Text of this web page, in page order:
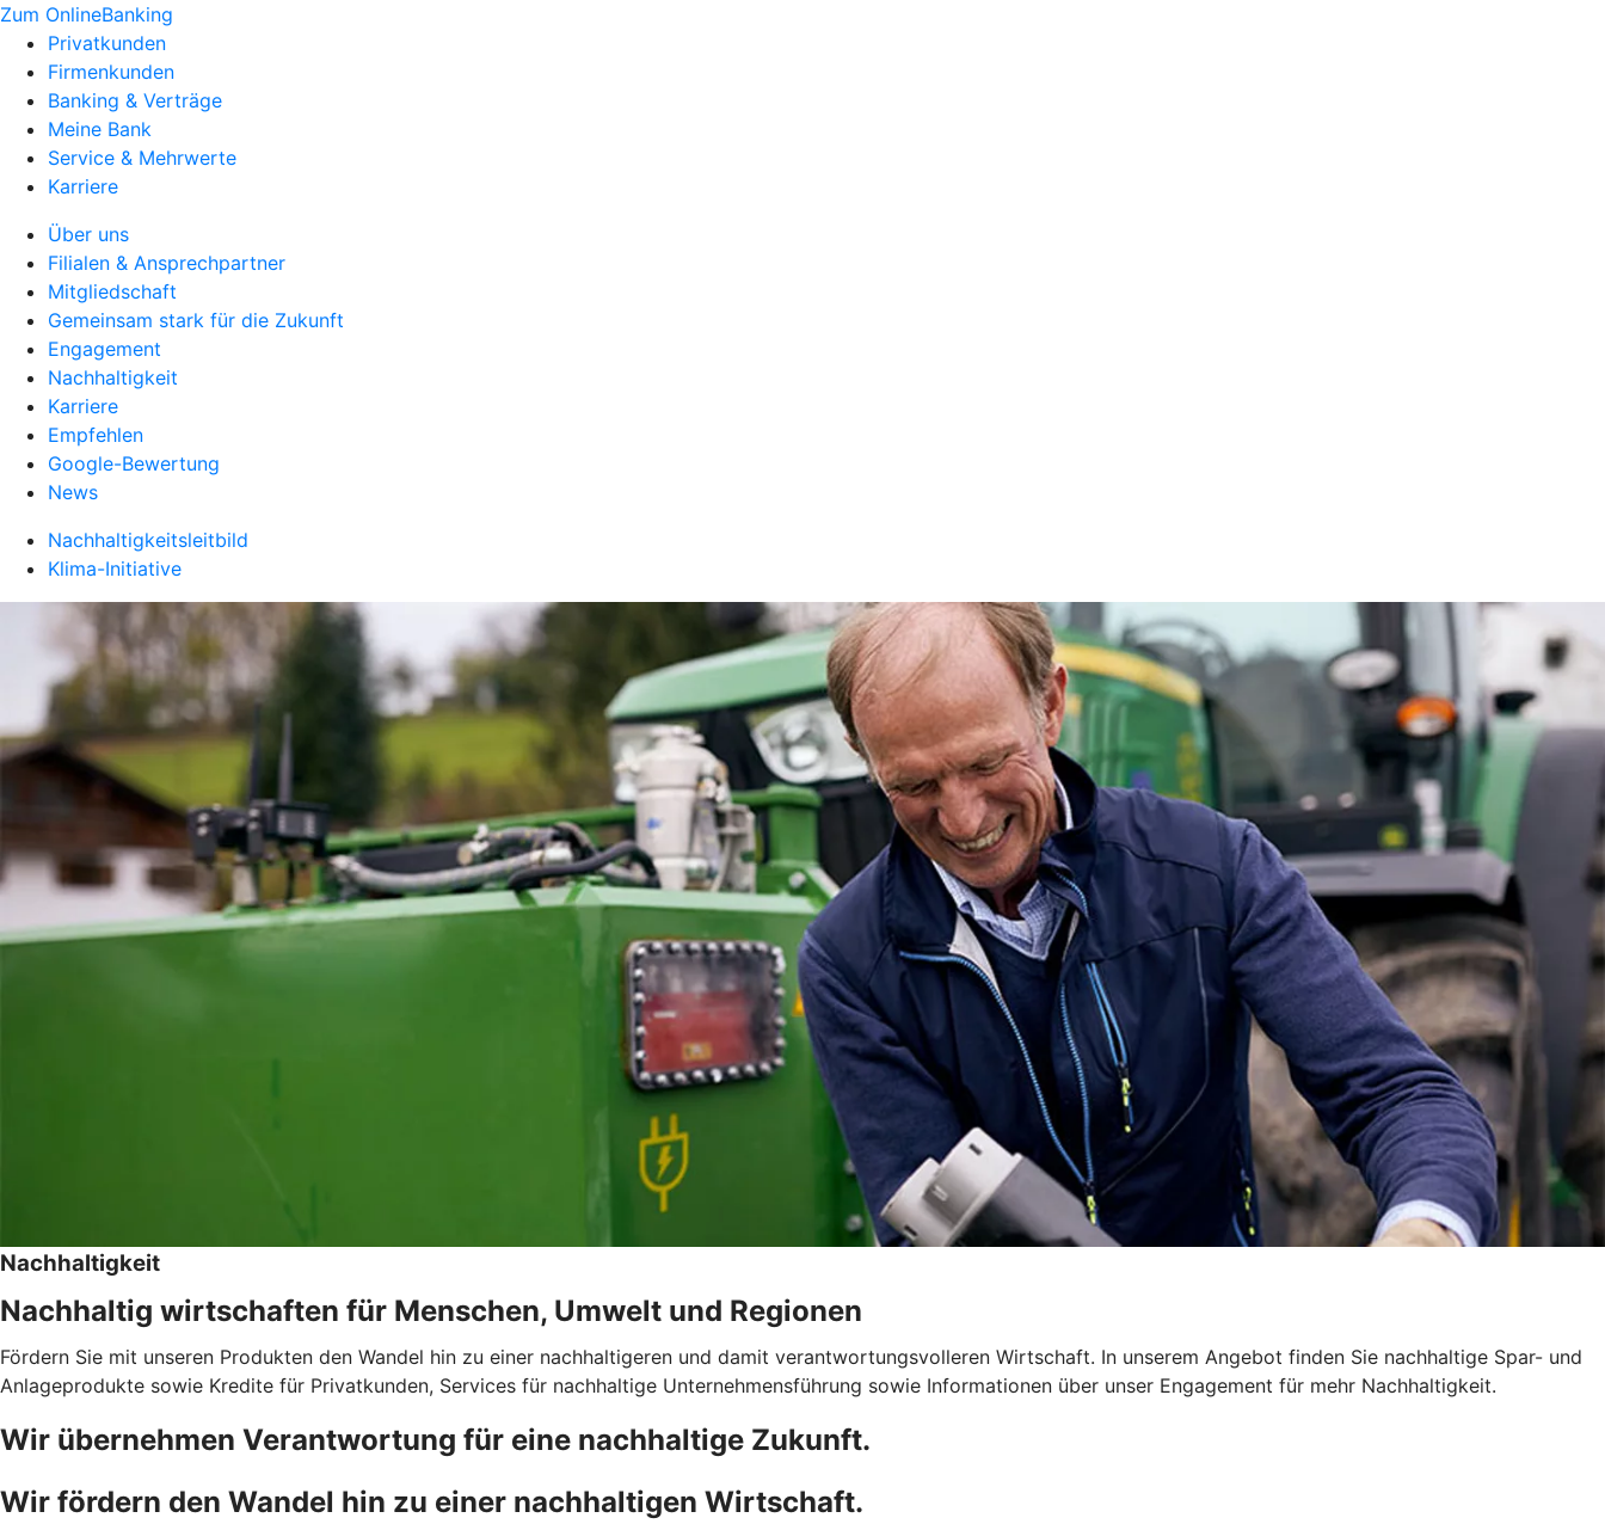
Zum OnlineBanking
Privatkunden
Firmenkunden
Banking & Verträge
Meine Bank
Service & Mehrwerte
Karriere
Über uns
Filialen & Ansprechpartner
Mitgliedschaft
Gemeinsam stark für die Zukunft
Engagement
Nachhaltigkeit
Karriere
Empfehlen
Google-Bewertung
News
Nachhaltigkeitsleitbild
Klima-Initiative
Nachhaltigkeit
Nachhaltig wirtschaften für Menschen, Umwelt und Regionen
Fördern Sie mit unseren Produkten den Wandel hin zu einer nachhaltigeren und damit verantwortungsvolleren Wirtschaft. In unserem Angebot finden Sie nachhaltige Spar- und
Anlageprodukte sowie Kredite für Privatkunden, Services für nachhaltige Unternehmensführung sowie Informationen über unser Engagement für mehr Nachhaltigkeit.
Wir übernehmen Verantwortung für eine nachhaltige Zukunft.
Wir fördern den Wandel hin zu einer nachhaltigen Wirtschaft.